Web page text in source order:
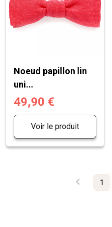
Noeud papillon lin
uni...
49,90 €
Voir le produit
1